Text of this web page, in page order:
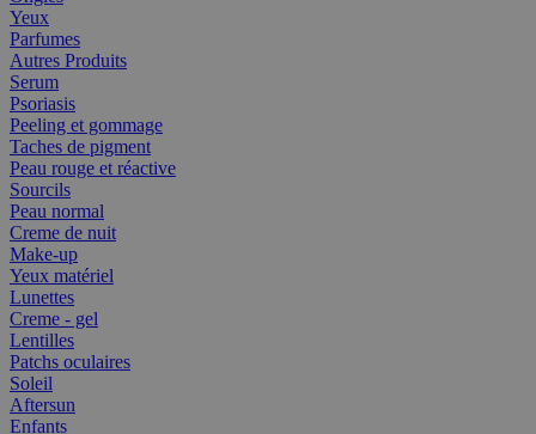
Yeux
Parfumes
Autres Produits
Serum
Psoriasis
Peeling et gommage
Taches de pigment
Peau rouge et réactive
Sourcils
Peau normal
Creme de nuit
Make-up
Yeux matériel
Lunettes
Creme - gel
Lentilles
Patchs oculaires
Soleil
Aftersun
Enfants